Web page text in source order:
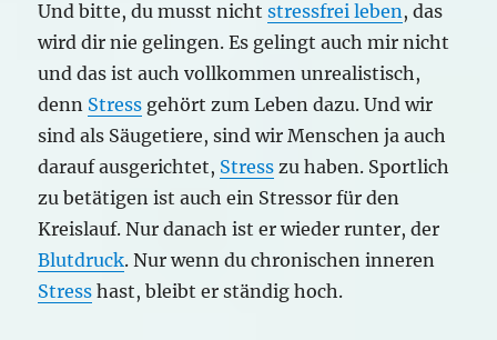
Und bitte, du musst nichtstressfrei leben, das
wird dir nie gelingen. Es gelingt auch mir nicht
und das ist auch vollkommen unrealistisch,
denn Stress gehört zum Leben dazu. Und wir
sind als Säugetiere, sind wir Menschen ja auch
darauf ausgerichtet, Stress zu haben. Sportlich
zu betätigen ist auch ein Stressor für den
Kreislauf. Nur danach ist er wieder runter, der
Blutdruck. Nur wenn du chronischen inneren
Stress hast, bleibt er ständig hoch.